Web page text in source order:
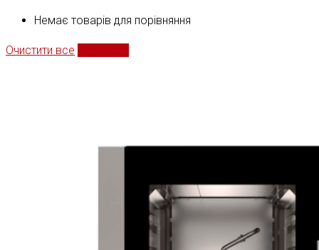
Немає товарів для порівняння
Очистити все